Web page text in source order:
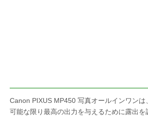
Canon PIXUS MP450 写真オールインワンは
可能な限り最高の出力を与えるために露出